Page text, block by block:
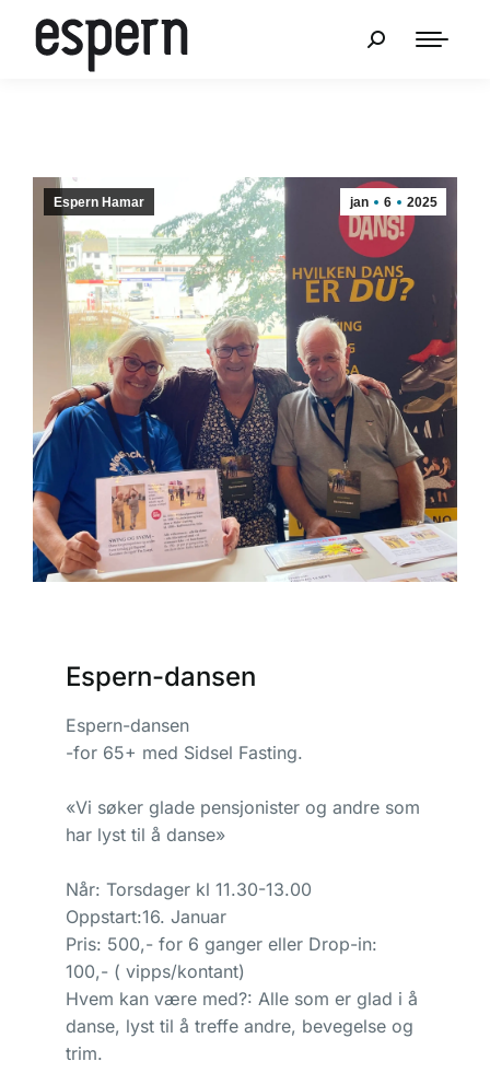
jan 6 2025
Espern Hamar
Espern-dansen
Espern-dansen
-for 65+ med Sidsel Fasting.
«Vi søker glade pensjonister og andre som
har lyst til å danse»
Når: Torsdager kl 11.30-13.00
Oppstart:16. Januar
Pris: 500,- for 6 ganger eller Drop-in:
100,- ( vipps/kontant)
Hvem kan være med?: Alle som er glad i å
danse, lyst til å treffe andre, bevegelse og
trim.